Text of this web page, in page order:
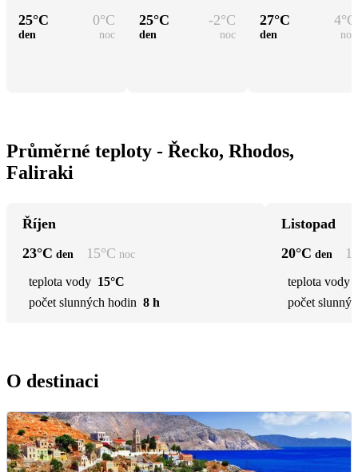
25°C 0°C
den noc
25°C -2°C
den noc
27°C 4°C
den noc
Průměrné teploty - Řecko, Rhodos,
Faliraki
Říjen
23°C den 15°C noc
teplota vody 15°C
počet slunných hodin 8 h
Listopad
20°C den
teplota vody
počet
O destinaci